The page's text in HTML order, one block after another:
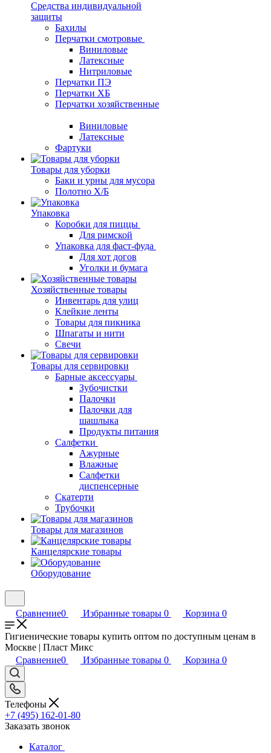
Средства индивидуальной
защиты
Бахилы
Перчатки смотровые
Виниловые
Латексные
Нитриловые
Перчатки ПЭ
Перчатки ХБ
Перчатки хозяйственные
Виниловые
Латексные
Фартуки
Товары для уборки
Баки и урны для мусора
Полотно Х/Б
Упаковка
Коробки для пиццы
Для римской
Упаковка для фаст-фуда
Для хот догов
Уголки и бумага
Хозяйственные товары
Инвентарь для улиц
Клейкие ленты
Товары для пикника
Шпагаты и нити
Свечи
Товары для сервировки
Барные аксессуары
Зубочистки
Палочки
Палочки для
шашлыка
Продукты питания
Салфетки
Ажурные
Влажные
Салфетки
диспенсерные
Скатерти
Трубочки
Товары для магазинов
Канцелярские товары
Оборудование
Сравнение0 Избранные товары 0 Корзина 0
Гигиенические товары купить оптом по доступным ценам в
Москве | Пласт Микс
Сравнение0 Избранные товары 0 Корзина 0
Телефоны
+7 (495) 162-01-80
Заказать звонок
Каталог